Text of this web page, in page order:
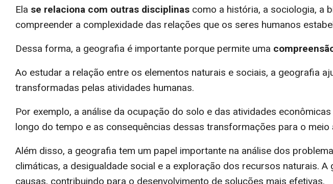
Ela se relaciona com outras disciplinas como a história, a sociologia, a
compreender a complexidade das relações que os seres humanos
Dessa forma, a geografia é importante porque permite uma
Ao estudar a relação entre os elementos naturais e sociais, a geografia
transformadas pelas atividades humanas.
Por exemplo, a análise da ocupação do solo e das atividades
longo do tempo e as consequências dessas transformações para o meio
Além disso, a geografia tem um papel importante na análise dos
climáticas, a desigualdade social e a exploração dos recursos naturais.
causas, contribuindo para o desenvolvimento de soluções mais efetivas.